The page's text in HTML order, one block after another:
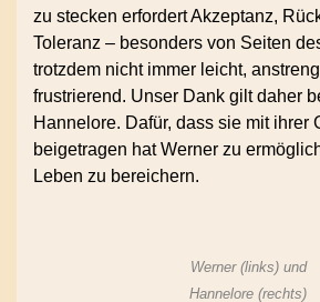
zu stecken erfordert Akzeptanz,
Toleranz – besonders von Seiten
trotzdem nicht immer leicht,
frustrierend. Unser Dank gilt daher
Hannelore. Dafür, dass sie mit ihrer
beigetragen hat Werner zu
Leben zu bereichern.
Werner (links) und
Hannelore (rechts)